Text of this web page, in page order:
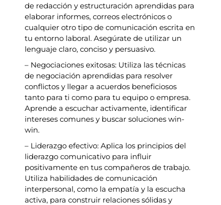
de redacción y estructuración aprendidas para
elaborar informes, correos electrónicos o
cualquier otro tipo de comunicación escrita en
tu entorno laboral. Asegúrate de utilizar un
lenguaje claro, conciso y persuasivo.
– Negociaciones exitosas: Utiliza las técnicas
de negociación aprendidas para resolver
conflictos y llegar a acuerdos beneficiosos
tanto para ti como para tu equipo o empresa.
Aprende a escuchar activamente, identificar
intereses comunes y buscar soluciones win-
win.
– Liderazgo efectivo: Aplica los principios del
liderazgo comunicativo para influir
positivamente en tus compañeros de trabajo.
Utiliza habilidades de comunicación
interpersonal, como la empatía y la escucha
activa, para construir relaciones sólidas y